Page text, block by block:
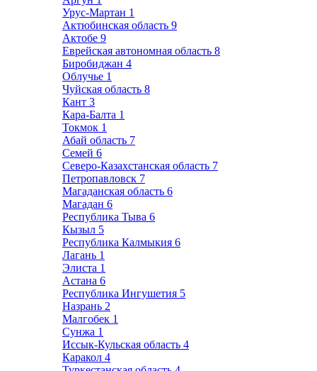
Урус-Мартан 1
Актюбинская область 9
Актобе 9
Еврейская автономная область 8
Биробиджан 4
Облучье 1
Чуйская область 8
Кант 3
Кара-Балта 1
Токмок 1
Абай область 7
Семей 6
Северо-Казахстанская область 7
Петропавловск 7
Магаданская область 6
Магадан 6
Республика Тыва 6
Кызыл 5
Республика Калмыкия 6
Лагань 1
Элиста 1
Астана 6
Республика Ингушетия 5
Назрань 2
Малгобек 1
Сунжа 1
Иссык-Кульская область 4
Каракол 4